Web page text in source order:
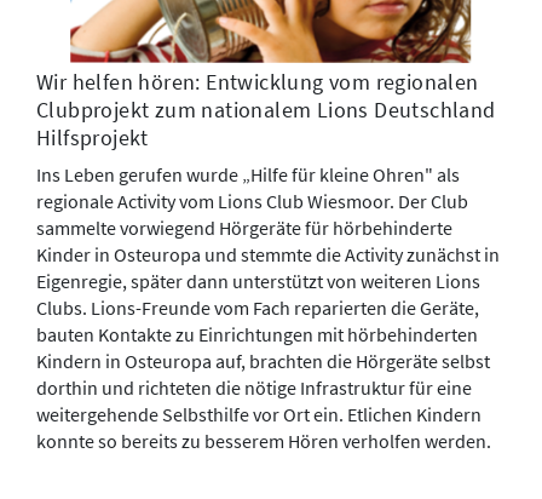
Wir helfen hören: Entwicklung vom regionalen
Clubprojekt zum nationalem Lions Deutschland
Hilfsprojekt
Ins Leben gerufen wurde „Hilfe für kleine Ohren" als
regionale Activity vom Lions Club Wiesmoor. Der Club
sammelte vorwiegend Hörgeräte für hörbehinderte
Kinder in Osteuropa und stemmte die Activity zunächst in
Eigenregie, später dann unterstützt von weiteren Lions
Clubs. Lions-Freunde vom Fach reparierten die Geräte,
bauten Kontakte zu Einrichtungen mit hörbehinderten
Kindern in Osteuropa auf, brachten die Hörgeräte selbst
dorthin und richteten die nötige Infrastruktur für eine
weitergehende Selbsthilfe vor Ort ein. Etlichen Kindern
konnte so bereits zu besserem Hören verholfen werden.